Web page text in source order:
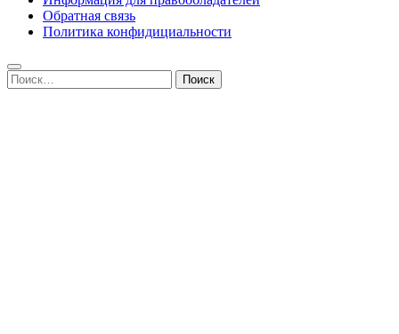
Обратная связь
Политика конфидициальности
Найти: